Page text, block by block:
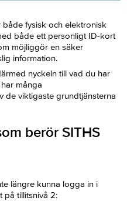
både fysisk och elektronisk
både ett personligt ID-kort
möjliggör en säker
information.
nyckeln till vad du har
många
de viktigaste grundtjänsterna
berör SITHS
längre kunna logga in i
på tillitsnivå 2: